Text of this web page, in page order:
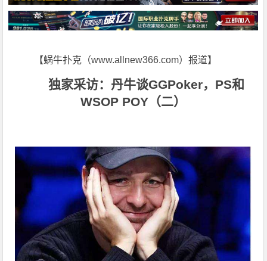
【蜗牛扑克（www.allnew366.com）报道】
独家采访：丹牛谈GGPoker，PS和
WSOP POY（二）